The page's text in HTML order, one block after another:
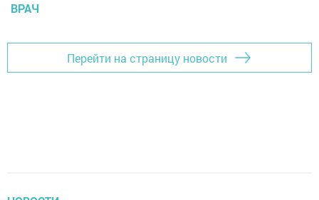
ВРАЧ
Перейти на страницу новости